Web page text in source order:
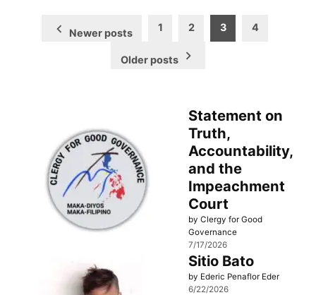
Posts
pagination
Newer posts 1 2 3 4
Older posts
Statement on
Truth,
Accountability,
and the
Impeachment
Court
by Clergy for Good
Governance
7/17/2026
Sitio Bato
by Ederic Penaflor Eder
6/22/2026